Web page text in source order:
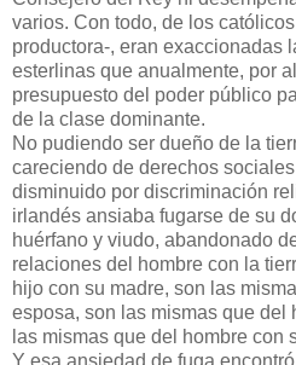
varios. Con todo, de los
productora-, eran exaccionadas
esterlinas que anualmente, por
presupuesto del poder público
de la clase dominante.
No pudiendo ser dueño de la
careciendo de derechos
disminuido por discriminación
irlandés ansiaba fugarse de su
huérfano y viudo, abandonado
relaciones del hombre con la
hijo con su madre, son las
esposa, son las mismas que del
las mismas que del hombre con
Y esa ansiedad de fuga